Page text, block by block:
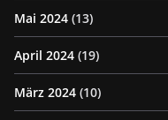
Mai 2024 (13)
April 2024 (19)
März 2024 (10)